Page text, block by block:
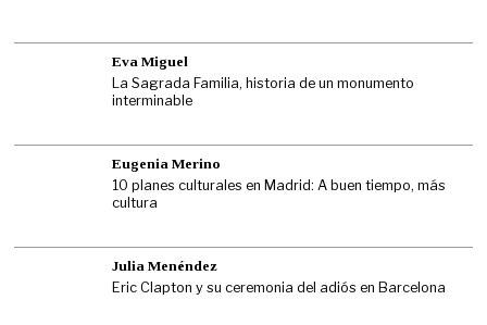
Eva Miguel
La Sagrada Familia, historia de un monumento
interminable
Eugenia Merino
10 planes culturales en Madrid: A buen tiempo, más
cultura
Julia Menéndez
Eric Clapton y su ceremonia del adiós en Barcelona